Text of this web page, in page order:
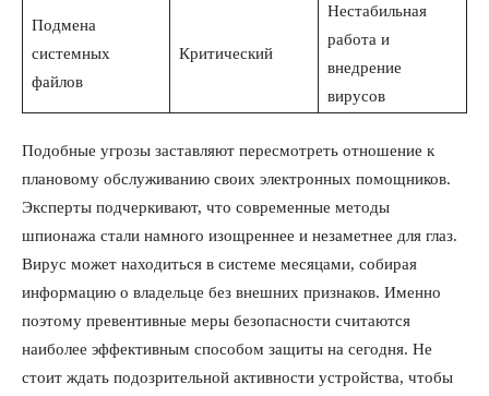
Подмена
системных
файлов
Критический
Нестабильная
работа и
внедрение
вирусов
Подобные угрозы заставляют пересмотреть отношение к
плановому обслуживанию своих электронных помощников.
Эксперты подчеркивают, что современные методы
шпионажа стали намного изощреннее и незаметнее для глаз.
Вирус может находиться в системе месяцами, собирая
информацию о владельце без внешних признаков. Именно
поэтому превентивные меры безопасности считаются
наиболее эффективным способом защиты на сегодня. Не
стоит ждать подозрительной активности устройства, чтобы